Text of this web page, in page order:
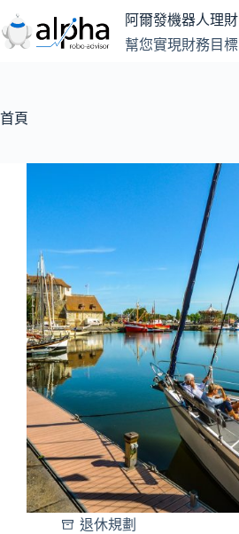
至
主
容
阿爾發機器人理財
幫您實現財務目標
首頁
退休規劃